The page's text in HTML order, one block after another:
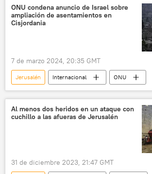
🛡️ Zonas de conflicto
💬 Opinión y Análisis
📰 Conflicto palestino-israelí
ONU condena anuncio de Israel sobre
ampliación de asentamientos en
Cisjordania
7 de marzo 2024, 20:35 GMT
Jerusalén Internacional
ONU
Cisjordania
Israel
seguridad
🛡️ Zonas de conflicto
📰 Conflicto palestino-israelí
Al menos dos heridos en un ataque con
cuchillo a las afueras de Jerusalén
31 de diciembre 2023, 21:47 GMT